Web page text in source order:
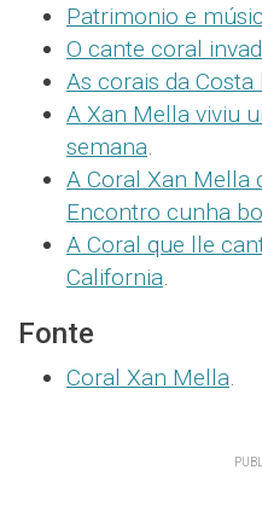
Patrimonio e
O cante coral
As corais da
A Xan Mella viviu
semana.
A Coral Xan Mella
Encontro cunha
A Coral que lle
California.
Fonte
Coral Xan Mella.